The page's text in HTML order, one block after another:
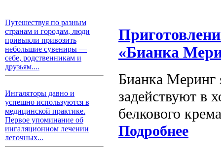
Путешествуя по разным
странам и городам, люди
привыкли привозить
небольшие сувениры —
себе, родственникам и
друзьям....
Ингаляторы давно и
успешно используются в
медицинской практике.
Первое упоминание об
ингаляционном лечении
легочных...
«Бианка
Бианка Меринг
задействуют в
белкового
Подробнее